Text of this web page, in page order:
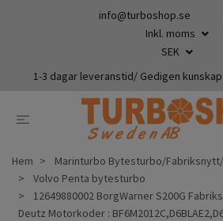
info@turboshop.se
Inkl. moms
SEK
1-3 dagar leveranstid/ Gedigen
Hem
Marinturbo Bytesturbo/
Volvo Penta bytesturbo
12649880002 BorgWarner S200G
Deutz Motorkoder :